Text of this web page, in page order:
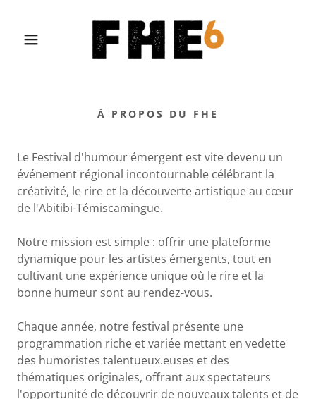
À PROPOS DU FHE
Le Festival d'humour émergent est vite devenu un
événement régional incontournable célébrant la
créativité, le rire et la découverte artistique au cœur
de l'Abitibi-Témiscamingue.
Notre mission est simple : offrir une plateforme
dynamique pour les artistes émergents, tout en
cultivant une expérience unique où le rire et la
bonne humeur sont au rendez-vous.
Chaque année, notre festival présente une
programmation riche et variée mettant en vedette
des humoristes talentueux.euses et des
thématiques originales, offrant aux spectateurs
l'opportunité de découvrir de nouveaux talents et de